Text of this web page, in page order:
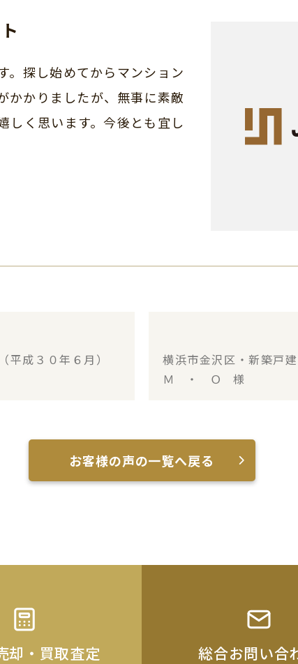
。探し始めてからマンション
かかりましたが、無事に素敵
しく思います。今後とも宜し
平成３０年６月）
横浜市金沢区・新築戸
Ｍ ・ Ｏ 様
お客様の声の一覧へ戻る
却・買取査定 総合お問い合